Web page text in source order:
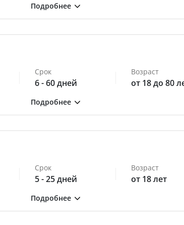
Срок
6 - 60 дней
Возраст
от 18 до 80
Срок
5 - 25 дней
Возраст
от 18 лет